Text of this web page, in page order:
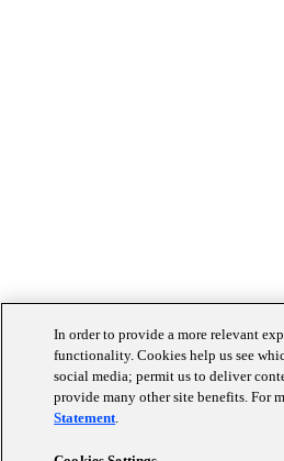
In order to provide a more relevant
functionality. Cookies help us see
social media; permit us to deliver
provide many other site benefits. For
Statement.